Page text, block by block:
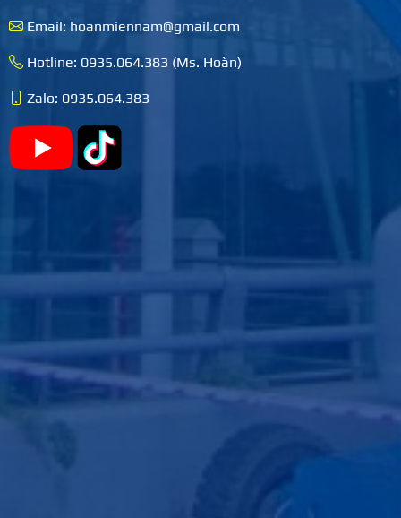
Email: hoanmiennam@gmail.com
Hotline: 0935.064.383 (Ms. Hoàn)
Zalo: 0935.064.383